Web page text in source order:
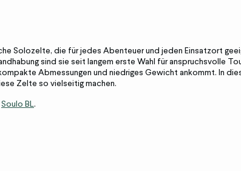
Solozelte, die für jedes Abenteuer und jeden Einsatzort
sind sie seit langem erste Wahl für anspruchsvolle
Abmessungen und niedriges Gewicht ankommt. In
Zelte so vielseitig machen.
Soulo BL.